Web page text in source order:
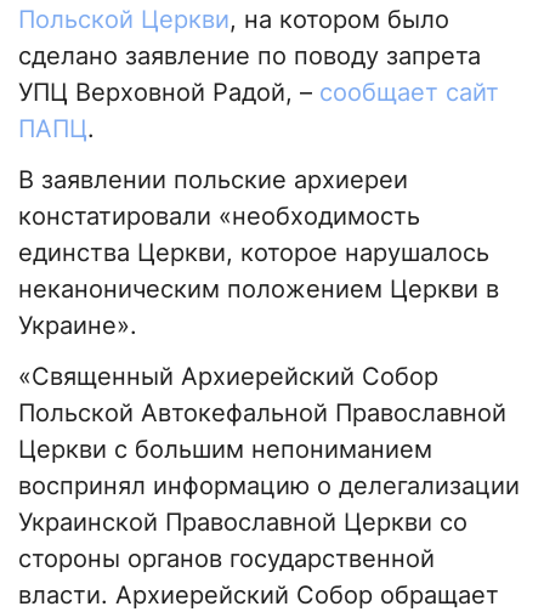
Польской Церкви, на котором было
сделано заявление по поводу запрета
УПЦ Верховной Радой, – сообщает сайт
ПАПЦ.
В заявлении польские архиереи
констатировали «необходимость
единства Церкви, которое нарушалось
неканоническим положением Церкви в
Украине».
«Священный Архиерейский Собор
Польской Автокефальной Православной
Церкви с большим непониманием
воспринял информацию о делегализации
Украинской Православной Церкви со
стороны органов государственной
власти. Архиерейский Собор обращает